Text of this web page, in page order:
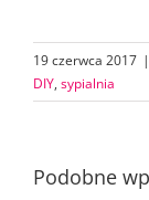
19 czerwca 2017 |
DIY, sypialnia
Podobne